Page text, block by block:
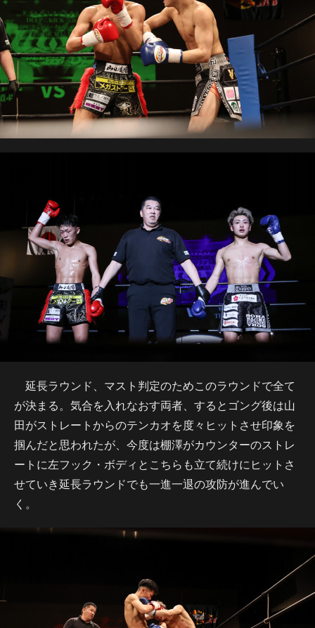
延長ラウンド、マスト判定のためこのラウンドで全て
が決まる。気合を入れなおす両者、するとゴング後は山
田がストレートからのテンカオを度々ヒットさせ印象を
掴んだと思われたが、今度は棚澤がカウンターのストレ
ートに左フック・ボディとこちらも立て続けにヒットさ
せていき延長ラウンドでも一進一退の攻防が進んでい
く。